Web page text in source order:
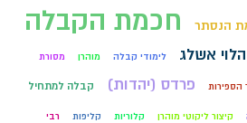
הנסתר חכמת הקבלה
הלוי אשלג לימודי קבלה מוהרן מסורת
הספירות פרדס (יהדות) קבלה למתחיל
קיצור ליקוטי מוהרן קלוריות קליפות רבי